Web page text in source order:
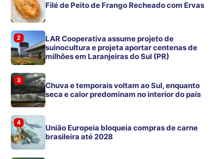
Filé de Peito de Frango Recheado com Ervas
2
LAR Cooperativa assume projeto de
suinocultura e projeta aportar centenas de
milhões em Laranjeiras do Sul (PR)
3
Chuva e temporais voltam ao Sul, enquanto
seca e calor predominam no interior do país
4
União Europeia bloqueia compras de carne
brasileira até 2028